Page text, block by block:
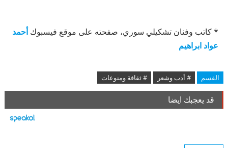
* كاتب وفنان تشكيلي سوري، صفحته على موقع فيسبوكأحمد
عواد ابراهيم
القسم # أدب وشعر # ثقافة ومنوعات
قد يعجبك ايضا